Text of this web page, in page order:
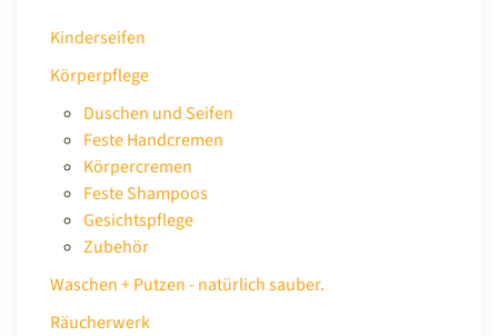
Kinderseifen
Körperpflege
Duschen und Seifen
Feste Handcremen
Körpercremen
Feste Shampoos
Gesichtspflege
Zubehör
Waschen + Putzen - natürlich sauber.
Räucherwerk